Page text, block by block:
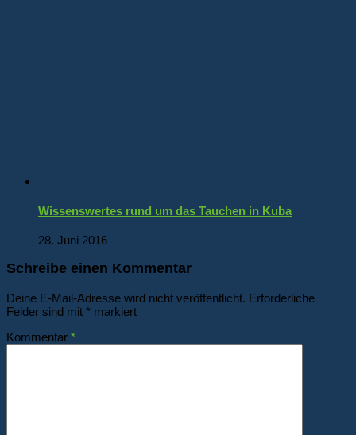
Wissenswertes rund um das Tauchen in Kuba
28. Juni 2016
Schreibe einen Kommentar
Deine E-Mail-Adresse wird nicht veröffentlicht. Erforderliche
Felder sind mit * markiert
Kommentar *